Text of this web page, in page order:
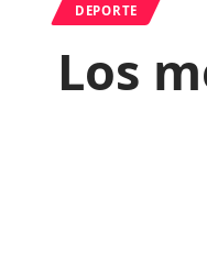
DEPORTE
Los